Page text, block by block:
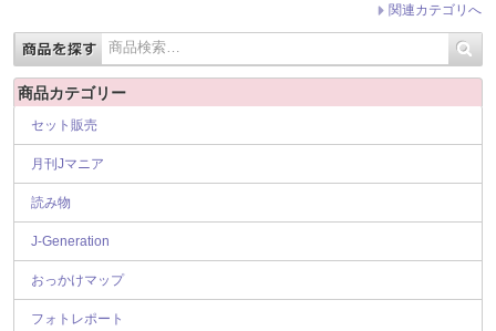
関連カテゴリへ
商品カテゴリー
セット販売
月刊Jマニア
読み物
J-Generation
おっかけマップ
フォトレポート